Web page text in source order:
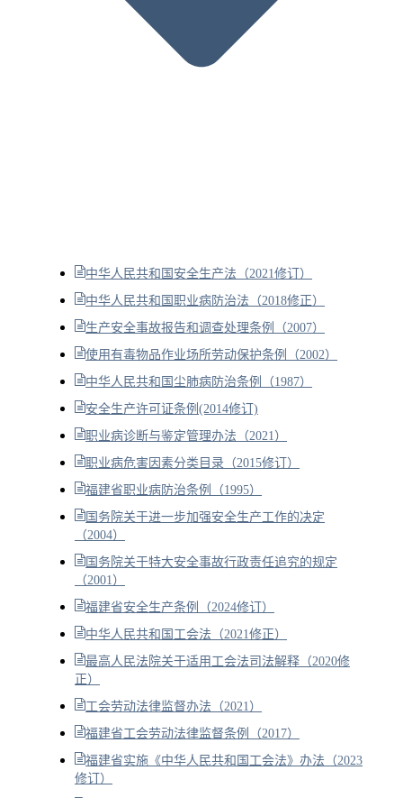
中华人民共和国安全生产法（2021修订）
中华人民共和国职业病防治法（2018修正）
生产安全事故报告和调查处理条例（2007）
使用有毒物品作业场所劳动保护条例（2002）
中华人民共和国尘肺病防治条例（1987）
安全生产许可证条例(2014修订)
职业病诊断与鉴定管理办法（2021）
职业病危害因素分类目录（2015修订）
福建省职业病防治条例（1995）
国务院关于进一步加强安全生产工作的决定
（2004）
国务院关于特大安全事故行政责任追究的规定
（2001）
福建省安全生产条例（2024修订）
中华人民共和国工会法（2021修正）
最高人民法院关于适用工会法司法解释（2020修
正）
工会劳动法律监督办法（2021）
福建省工会劳动法律监督条例（2017）
福建省实施《中华人民共和国工会法》办法（2023
修订）